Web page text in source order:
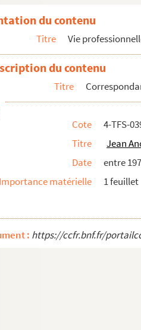
Lettres à Maurice Jacquemont
Lettre à Maurice Jacquemont
du contenu
Titre Vie
du contenu
Titre
Cote
4-TFS-
Titre
Jean
Date
entre
Importance matérielle
1 feuillet
: https://ccfr.bnf.fr/